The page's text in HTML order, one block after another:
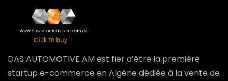
DAS AUTOMOTIVE AM est fier d’être la première
startup e-commerce en Algérie dédiée à la vente de